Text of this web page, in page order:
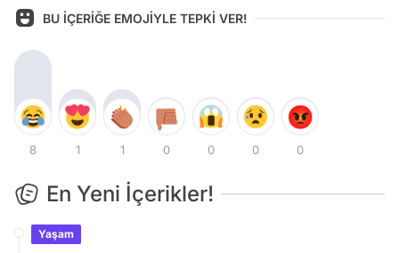
BU İÇERİĞE EMOJİYLE TEPKİ VER!
8 1 1 0 0 0 0
En Yeni İçerikler!
Yaşam